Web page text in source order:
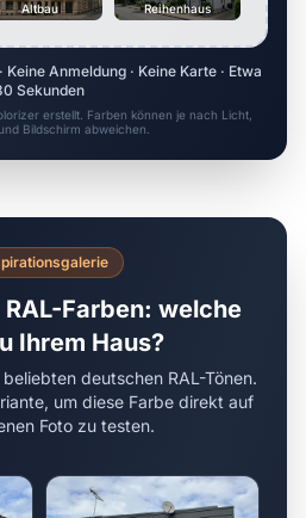
Altbau Reihenhaus
Anmeldung · Keine Karte · Etwa
Sekunden
erstellt. Farben können je nach Licht,
Bildschirm abweichen.
Farben: welche
Ihrem Haus?
deutschen RAL-Tönen.
um diese Farbe direkt auf
Foto zu testen.